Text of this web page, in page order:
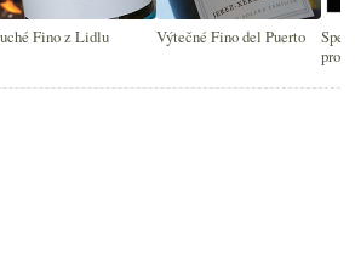
Fino z Lidlu Výtečné Fino del Puerto